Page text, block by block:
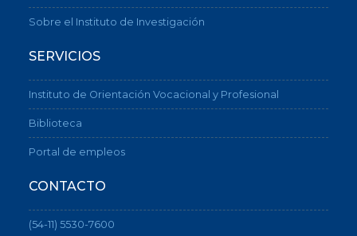
Sobre el Instituto de Investigación
SERVICIOS
Instituto de Orientación Vocacional y Profesional
Biblioteca
Portal de empleos
CONTACTO
(54-11) 5530-7600